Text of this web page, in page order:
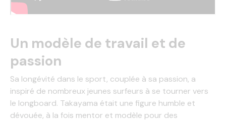
Un modèle de travail et de
passion
Sa longévité dans le sport, couplée à sa passion, a
inspiré de nombreux jeunes surfeurs à se tourner vers
le longboard. Takayama était une figure humble et
dévouée, à la fois mentor et modèle pour des